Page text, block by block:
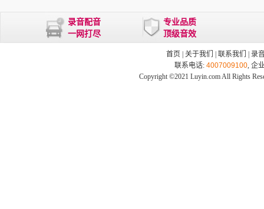
录音配音
一网打尽
专业品质
顶级音效
首页 关于我们 联系我们
录
联系电话: 4007009100, 企
Copyright ©2021 Luyin.com All Rights